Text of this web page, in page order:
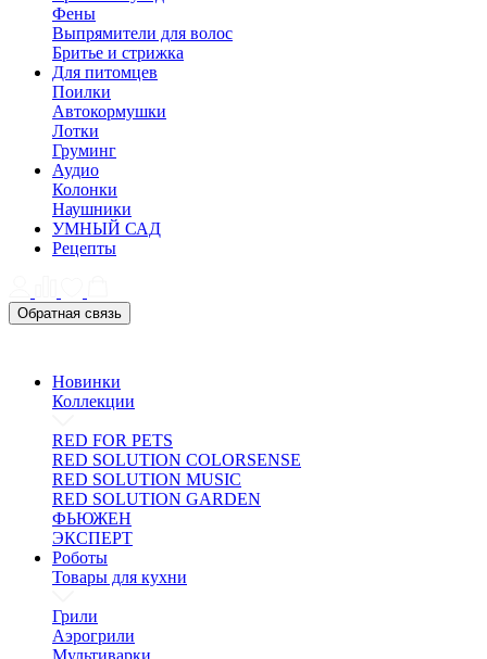
Фены
Выпрямители для волос
Бритье и стрижка
Для питомцев
Поилки
Автокормушки
Лотки
Груминг
Аудио
Колонки
Наушники
УМНЫЙ САД
Рецепты
Обратная связь
Новинки
Коллекции
RED FOR PETS
RED SOLUTION COLORSENSE
RED SOLUTION MUSIC
RED SOLUTION GARDEN
ФЬЮЖЕН
ЭКСПЕРТ
Роботы
Товары для кухни
Грили
Аэрогрили
Мультиварки